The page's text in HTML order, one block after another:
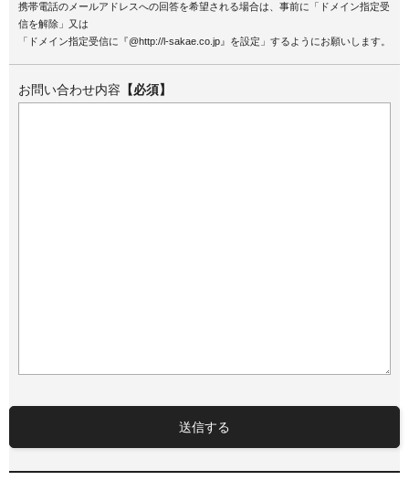
携帯電話のメールアドレスへの回答を希望される場合は、事前に「ドメイン指定受
信を解除」又は
「ドメイン指定受信に『@http://l-sakae.co.jp』を設定」するようにお願いします。
お問い合わせ内容 【必須】
送信する